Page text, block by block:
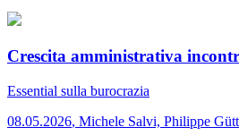
Crescita amministrativa
Essential sulla burocrazia
08.05.2026, Michele Salvi, Philippe